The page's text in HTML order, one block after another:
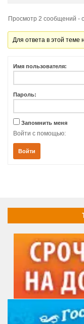
Просмотр 2 сообщений -
Для ответа в этой теме
Имя пользователя:
Пароль:
Запомнить меня
Войти с помощью:
Войти